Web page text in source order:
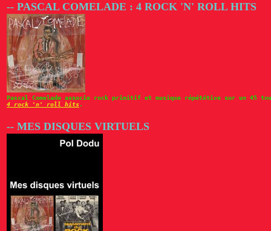
-- PASCAL COMELADE : 4 ROCK 'N' ROLL HITS
Pascal Comelade associe rock primitif et musique répététive sur un 45
4 rock 'n' roll hits.
-- MES DISQUES VIRTUELS